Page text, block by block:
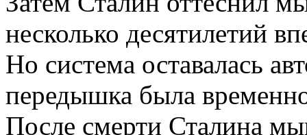
несколько десятилетий
Но система оставалась
передышка была
После смерти Сталина